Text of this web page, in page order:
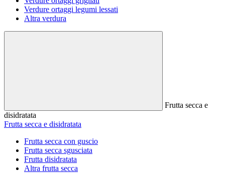
Verdure ortaggi legumi lessati
Altra verdura
Frutta secca e
disidratata
Frutta secca e disidratata
Frutta secca con guscio
Frutta secca sgusciata
Frutta disidratata
Altra frutta secca